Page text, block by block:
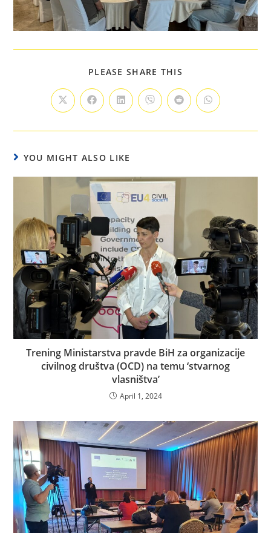
PLEASE SHARE THIS
YOU MIGHT ALSO LIKE
Trening Ministarstva pravde BiH za organizacije
civilnog društva (OCD) na temu ‘stvarnog
vlasništva’
April 1, 2024